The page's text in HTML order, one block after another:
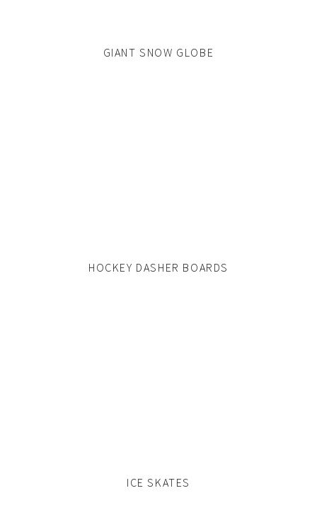
GIANT SNOW GLOBE
HOCKEY DASHER BOARDS
ICE SKATES